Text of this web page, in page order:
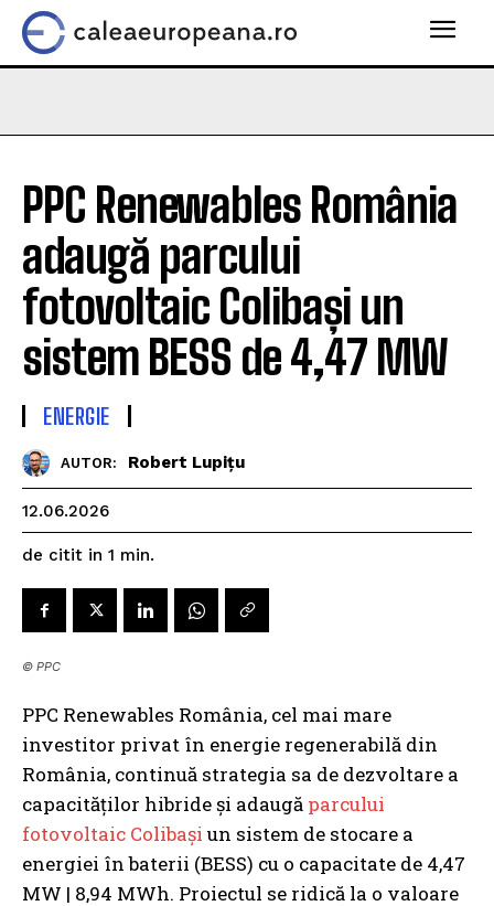
PPC Renewables România
adaugă parcului
fotovoltaic Colibași un
sistem BESS de 4,47 MW
ENERGIE
AUTOR: Robert Lupițu
12.06.2026
de citit in 1 min.
© PPC
PPC Renewables România, cel mai mare
investitor privat în energie regenerabilă din
România, continuă strategia sa de dezvoltare a
capacităților hibride și adaugă parcului
fotovoltaic Colibași un sistem de stocare a
energiei în baterii (BESS) cu o capacitate de 4,47
MW | 8,94 MWh. Proiectul se ridică la o valoare